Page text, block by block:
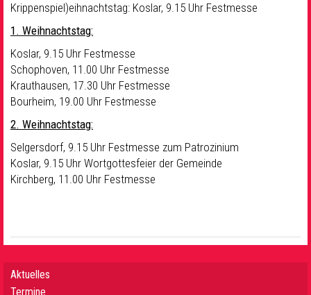
Krippenspiel)eihnachtstag: Koslar, 9.15 Uhr Festmesse
1. Weihnachtstag:
Koslar, 9.15 Uhr Festmesse
Schophoven, 11.00 Uhr Festmesse
Krauthausen, 17.30 Uhr Festmesse
Bourheim, 19.00 Uhr Festmesse
2. Weihnachtstag:
Selgersdorf, 9.15 Uhr Festmesse zum Patrozinium
Koslar, 9.15 Uhr Wortgottesfeier der Gemeinde
Kirchberg, 11.00 Uhr Festmesse
Aktuelles
Termine